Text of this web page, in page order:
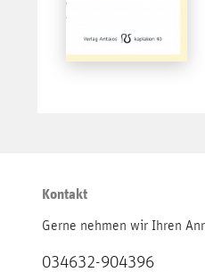
Kontakt
Gerne nehmen wir Ihren
034632-904396